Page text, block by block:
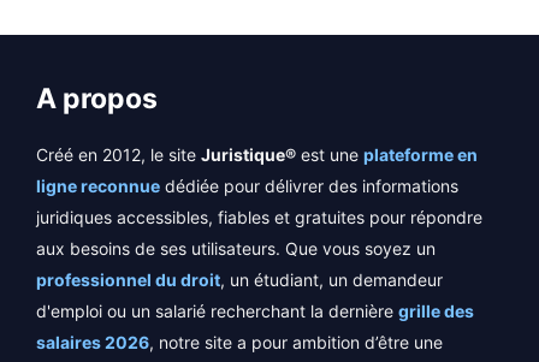
A propos
Créé en 2012, le site Juristique® est une plateforme en
ligne reconnue dédiée pour délivrer des informations
juridiques accessibles, fiables et gratuites pour répondre
aux besoins de ses utilisateurs. Que vous soyez un
professionnel du droit, un étudiant, un demandeur
d'emploi ou un salarié recherchant la dernière grille des
salaires 2026, notre site a pour ambition d’être une